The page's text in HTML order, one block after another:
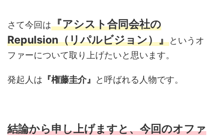
さて今回は『アシスト合同会社の
Repulsion（リパルビジョン）』というオ
ファーについて取り上げたいと思います。
発起人は 『権藤圭介』 と呼ばれる人物です。
結論から申し上げますと、今回のオファ